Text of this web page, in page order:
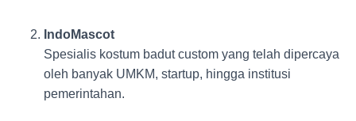
IndoMascot
Spesialis kostum badut custom yang telah dipercaya
oleh banyak UMKM, startup, hingga institusi
pemerintahan.